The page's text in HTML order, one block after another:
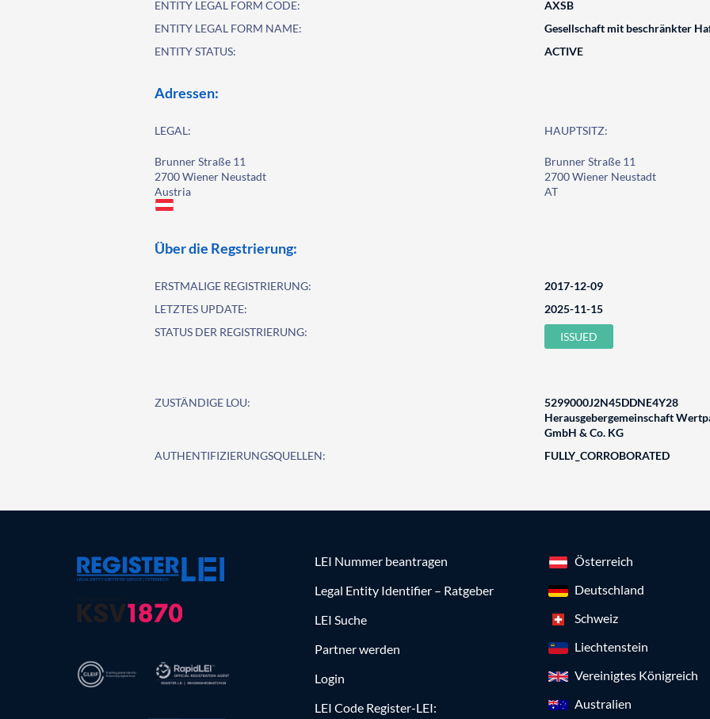
ENTITY LEGAL FORM CODE:
AXSB
ENTITY LEGAL FORM NAME:
Gesellschaft mit beschränkter
ENTITY STATUS:
ACTIVE
Adressen:
LEGAL:
Brunner Straße 11
2700 Wiener Neustadt
Austria
HAUPTSITZ:
Brunner Straße 11
2700 Wiener Neustadt
AT
Über die Regstrierung:
ERSTMALIGE REGISTRIERUNG:
2017-12-09
LETZTES UPDATE:
2025-11-15
STATUS DER REGISTRIERUNG:
ISSUED
ZUSTÄNDIGE LOU:
5299000J2N45DDNE4Y28
Herausgebergemeinschaft
GmbH & Co. KG
AUTHENTIFIZIERUNGSQUELLEN:
FULLY_CORROBORATED
LEI Nummer beantragen
Legal Entity Identifier – Ratgeber
LEI Suche
Partner werden
Login
LEI Code Register-LEI:
Österreich
Deutschland
Schweiz
Liechtenstein
Vereinigtes Königreich
Australien